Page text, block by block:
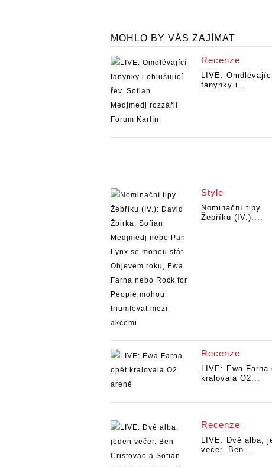
MOHLO BY VÁS ZAJÍMAT
Recenze
LIVE:
fanynky i...
Style
Nominační tipy
Žebříku (IV.):...
Recenze
LIVE: Ewa Farna
kralovala O2...
Recenze
LIVE: Dvě alba,
večer. Ben...